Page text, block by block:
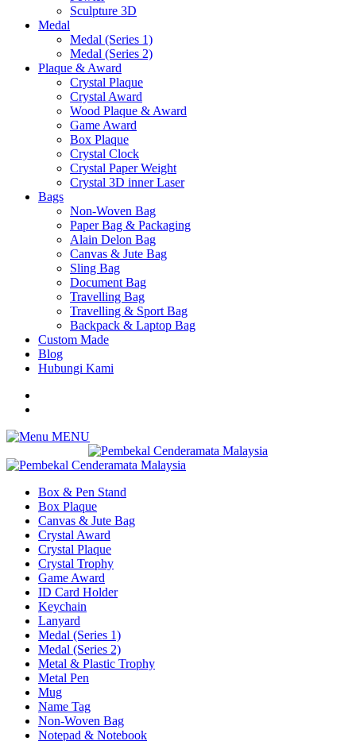
Sculpture 3D
Medal
Medal (Series 1)
Medal (Series 2)
Plaque & Award
Crystal Plaque
Crystal Award
Wood Plaque & Award
Game Award
Box Plaque
Crystal Clock
Crystal Paper Weight
Crystal 3D inner Laser
Bags
Non-Woven Bag
Paper Bag & Packaging
Alain Delon Bag
Canvas & Jute Bag
Sling Bag
Document Bag
Travelling Bag
Travelling & Sport Bag
Backpack & Laptop Bag
Custom Made
Blog
Hubungi Kami
MENU
Box & Pen Stand
Box Plaque
Canvas & Jute Bag
Crystal Award
Crystal Plaque
Crystal Trophy
Game Award
ID Card Holder
Keychain
Lanyard
Medal (Series 1)
Medal (Series 2)
Metal & Plastic Trophy
Metal Pen
Mug
Name Tag
Non-Woven Bag
Notepad & Notebook